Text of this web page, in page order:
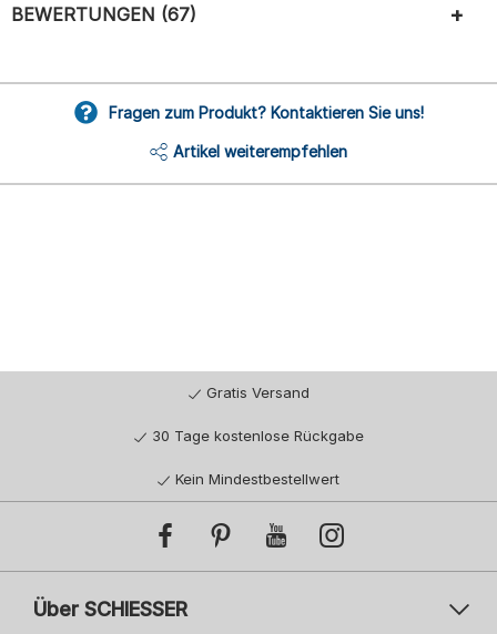
BEWERTUNGEN (67)
Fragen zum Produkt? Kontaktieren Sie uns!
Artikel weiterempfehlen
Gratis Versand
30 Tage kostenlose Rückgabe
Kein Mindestbestellwert
Über SCHIESSER